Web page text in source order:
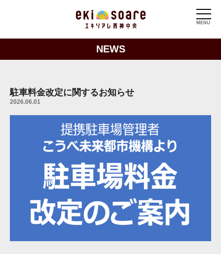
MENU
NEWS
駐車料金改定に関するお知らせ
2026.06.01